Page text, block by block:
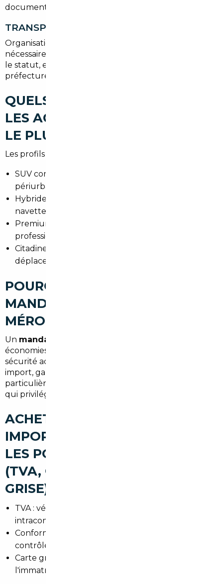
documents nécessaires pour l'importation en France.
TRANSPORT ET IMMATRICULATION
Organisation du rapatriement, contrôle technique si
nécessaire, paiement de la TVA ou récupération selon
le statut, et procédures d'immatriculation en
préfecture de l'Essonne.
QUELS TYPES DE VOITURES
LES ACHETEURS RECHERCHENT
LE PLUS À FLEURY-MÉROGIS
Les profils varient selon les besoins de mobilité :
SUV compacts pour les familles et les trajets
périurbains.
Hybrides et compactes économiques pour les
navetteurs vers Paris.
Premium (berlines et breaks) pour les
professionnels recherchant confort et image.
Citadines pratiques et économiques pour les
déplacements en ville et stationnement limité.
POURQUOI FAIRE APPEL À UN
MANDATAIRE AUTO À FLEURY-
MÉROGIS
Un mandataire auto Fleury-Mérogis
économies substantielles, un gain de temps et une
sécurité administrative. Il gère négociation, logistique
import, garanties et formalités, ce qui est
particulièrement apprécié des habitants de l'Essonne
qui privilégient la praticité et la transparence.
ACHETER UNE VOITURE
IMPORTÉE À FLEURY-MÉROGIS :
LES POINTS DE VIGILANCE
(TVA, CONFORMITÉ, CARTE
GRISE)
TVA : vérifier si le véhicule est TVA
intracommunautaire ou déjà acquittée.
Conformité : documents de conformité CE,
contrôles techniques valides.
Carte grise : délais et pièces à fournir pour
l'immatriculation en 91.